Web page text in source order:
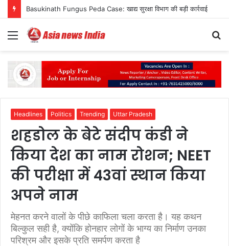
Basukinath Fungus Peda Case: खाद्य सुरक्षा विभाग की बड़ी कार्रवाई
Menu
Headlines Politics Trending Uttar Pradesh
शहडोल के बेटे संदीप कंडी ने
किया देश का नाम रोशन; NEET
की परीक्षा में 43वां स्थान किया
अपने नाम
मेहनत करने वालों के पीछे काफिला चला करता है। यह कथन
बिल्कुल सही है, क्योंकि होनहार लोगों के भाग्य का निर्माण उनका
परिश्रम और इसके प्रति समर्पण करता है